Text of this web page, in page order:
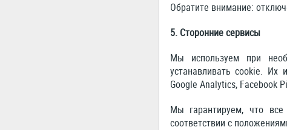
Обратите внимание:
5. Сторонние сервисы
Мы используем при
устанавливать cookie. Их
Google Analytics, Facebook
Мы гарантируем, что
соответствии с